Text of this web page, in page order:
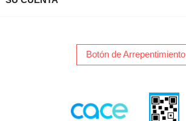
Botón de Arrepentimiento